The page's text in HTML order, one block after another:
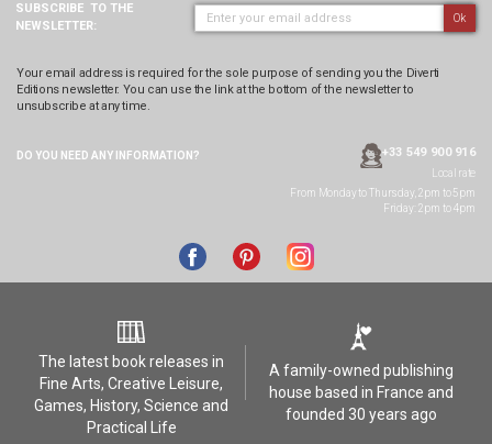
SUBSCRIBE TO THE
NEWSLETTER:
Ok
Your email address is required for the sole purpose of sending you the Diverti
Editions newsletter. You can use the link at the bottom of the newsletter to
unsubscribe at any time.
DO YOU NEED ANY INFORMATION? +33 549 900 916
Local rate
From Monday to Thursday, 2pm to 5pm
Friday: 2pm to 4pm
The latest book releases in
Fine Arts, Creative Leisure,
Games, History, Science and
Practical Life
A family-owned publishing
house based in France and
founded 30 years ago